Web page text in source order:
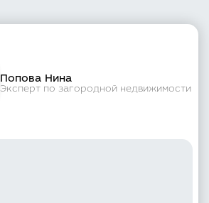
Попова Нина
Эксперт по загородной недвижимости